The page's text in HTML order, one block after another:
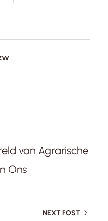
van Agrarische
Ons
NEXT POST